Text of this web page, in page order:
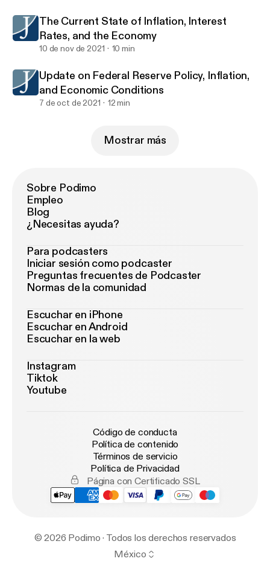
The Current State of Inflation, Interest
Rates, and the Economy
10 de nov de 2021 10 min
Update on Federal Reserve Policy, Inflation,
and Economic Conditions
7 de oct de 2021 12 min
Mostrar más
Sobre Podimo
Empleo
Blog
¿Necesitas ayuda?
Para podcasters
Iniciar sesión como podcaster
Preguntas frecuentes de Podcaster
Normas de la comunidad
Escuchar en iPhone
Escuchar en Android
Escuchar en la web
Instagram
Tiktok
Youtube
Código de conducta
Política de contenido
Términos de servicio
Política de Privacidad
Página con Certificado SSL
© 2026 Podimo · Todos los derechos reservados
México